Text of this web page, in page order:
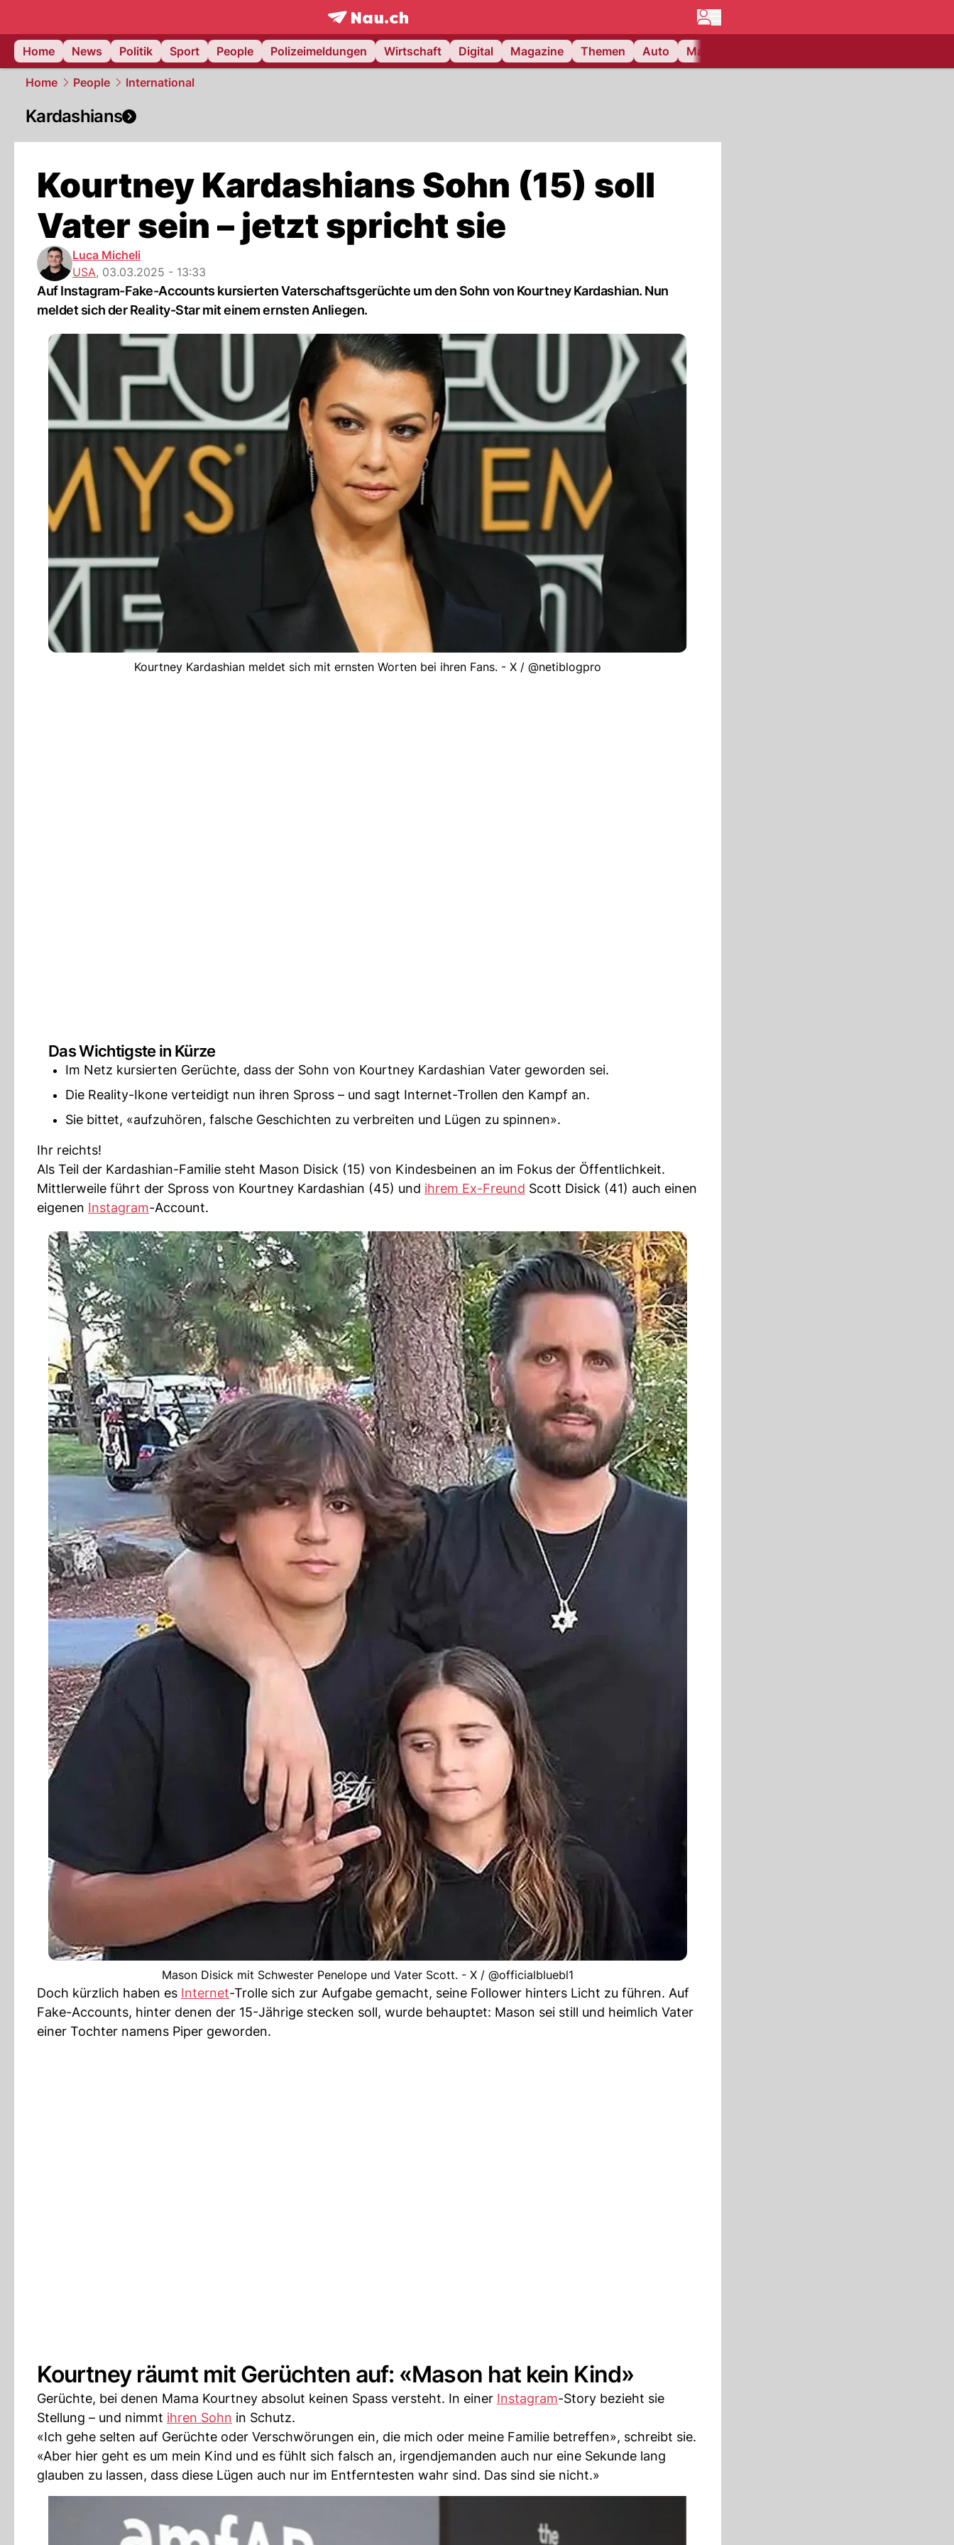
frontpage.NAU.ch
Home
News Politik Sport People Polizeimeldungen Wirtschaft Digital Magazine Themen Auto Matchcenter
Home People International
Kardashians
Kourtney Kardashians Sohn (15) soll
Vater sein – jetzt spricht sie
Luca Micheli
USA, 03.03.2025 - 13:33
Auf Instagram-Fake-Accounts kursierten Vaterschaftsgerüchte um den Sohn von Kourtney Kardashian. Nun
meldet sich der Reality-Star mit einem ernsten Anliegen.
Kourtney Kardashian meldet sich mit ernsten Worten bei ihren Fans. - X / @netiblogpro
Das Wichtigste in Kürze
Im Netz kursierten Gerüchte, dass der Sohn von Kourtney Kardashian Vater geworden sei.
Die Reality-Ikone verteidigt nun ihren Spross – und sagt Internet-Trollen den Kampf an.
Sie bittet, «aufzuhören, falsche Geschichten zu verbreiten und Lügen zu spinnen».
Ihr reichts!
Als Teil der Kardashian-Familie steht Mason Disick (15) von Kindesbeinen an im Fokus der Öffentlichkeit.
Mittlerweile führt der Spross von Kourtney Kardashian (45) und ihrem Ex-Freund Scott Disick (41) auch einen
eigenen Instagram-Account.
Mason Disick mit Schwester Penelope und Vater Scott. - X / @officialbluebl1
Doch kürzlich haben es Internet-Trolle sich zur Aufgabe gemacht, seine Follower hinters Licht zu führen. Auf
Fake-Accounts, hinter denen der 15-Jährige stecken soll, wurde behauptet: Mason sei still und heimlich Vater
einer Tochter namens Piper geworden.
Kourtney räumt mit Gerüchten auf: «Mason hat kein Kind»
Gerüchte, bei denen Mama Kourtney absolut keinen Spass versteht. In einer Instagram-Story bezieht sie
Stellung – und nimmt ihren Sohn in Schutz.
«Ich gehe selten auf Gerüchte oder Verschwörungen ein, die mich oder meine Familie betreffen», schreibt sie.
«Aber hier geht es um mein Kind und es fühlt sich falsch an, irgendjemanden auch nur eine Sekunde lang
glauben zu lassen, dass diese Lügen auch nur im Entferntesten wahr sind. Das sind sie nicht.»